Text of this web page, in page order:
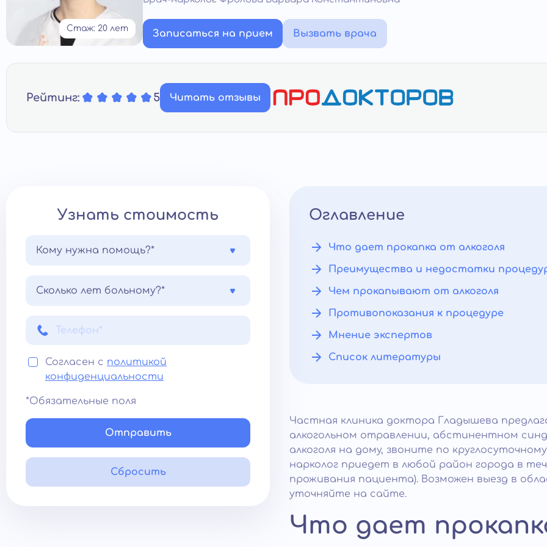
Стаж: 20 лет Записаться на прием Вызвать врача
Рейтинг: 5 Читать отзывы
Узнать стоимость
Кому нужна помощь?*
Сколько лет больному?*
Согласен с политикой
конфиденциальности
*Обязательные поля
Отправить
Сбросить
Оглавление
Что дает прокапка от алкоголя
Преимущества и недостатки
Чем прокапывают от алкоголя
Противопоказания к процедуре
Мнение экспертов
Список литературы
Частная клиника доктора Гладышева
алкогольном отравлении, абстинентном
алкоголя на дому, звоните по
нарколог приедет в любой район города в
проживания пациента). Возможен выезд в
уточняйте на сайте.
Что дает